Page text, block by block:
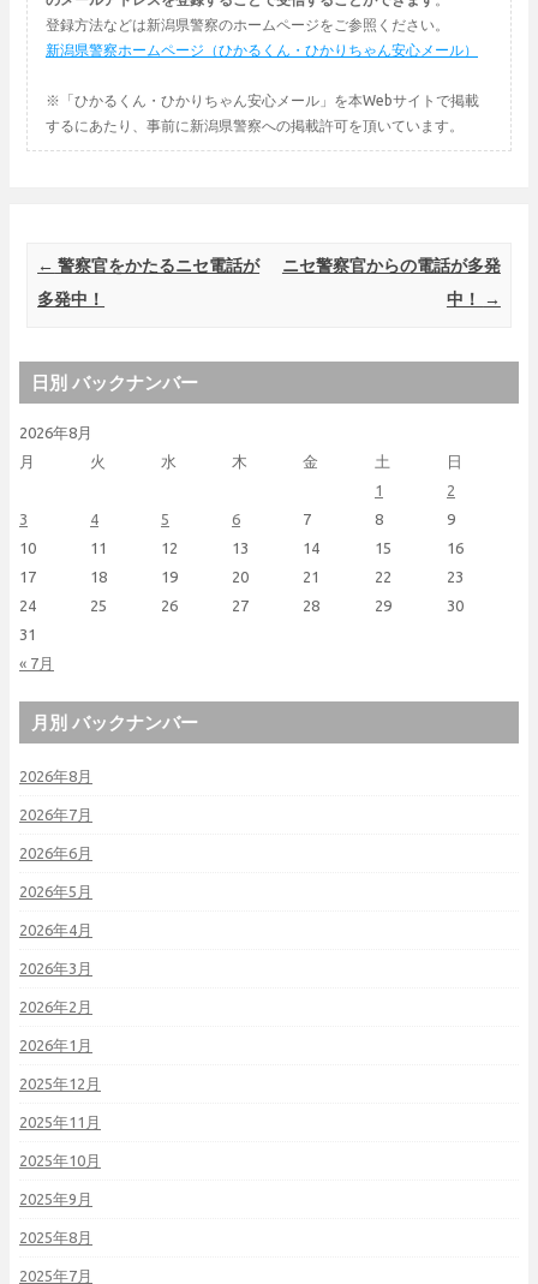
登録方法などは新潟県警察のホームページをご参照ください。
新潟県警察ホームページ（ひかるくん・ひかりちゃん安心メール）
※「ひかるくん・ひかりちゃん安心メール」を本Webサイトで掲載
するにあたり、事前に新潟県警察への掲載許可を頂いています。
Post navigation
← 警察官をかたるニセ電話が
多発中！
ニセ警察官からの電話が多発
中！
→
日別 バックナンバー
2026年8月
月
火 水 木 金 土 日
« 7月
1
2
3
4 5 6 7 8
9
10
11 12 13 14 15
16
17
18 19 20 21 22
23
24
25 26 27 28 29
30
31
月別 バックナンバー
2026年8月
2026年7月
2026年6月
2026年5月
2026年4月
2026年3月
2026年2月
2026年1月
2025年12月
2025年11月
2025年10月
2025年9月
2025年8月
2025年7月